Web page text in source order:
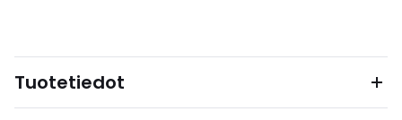
Tuotetiedot